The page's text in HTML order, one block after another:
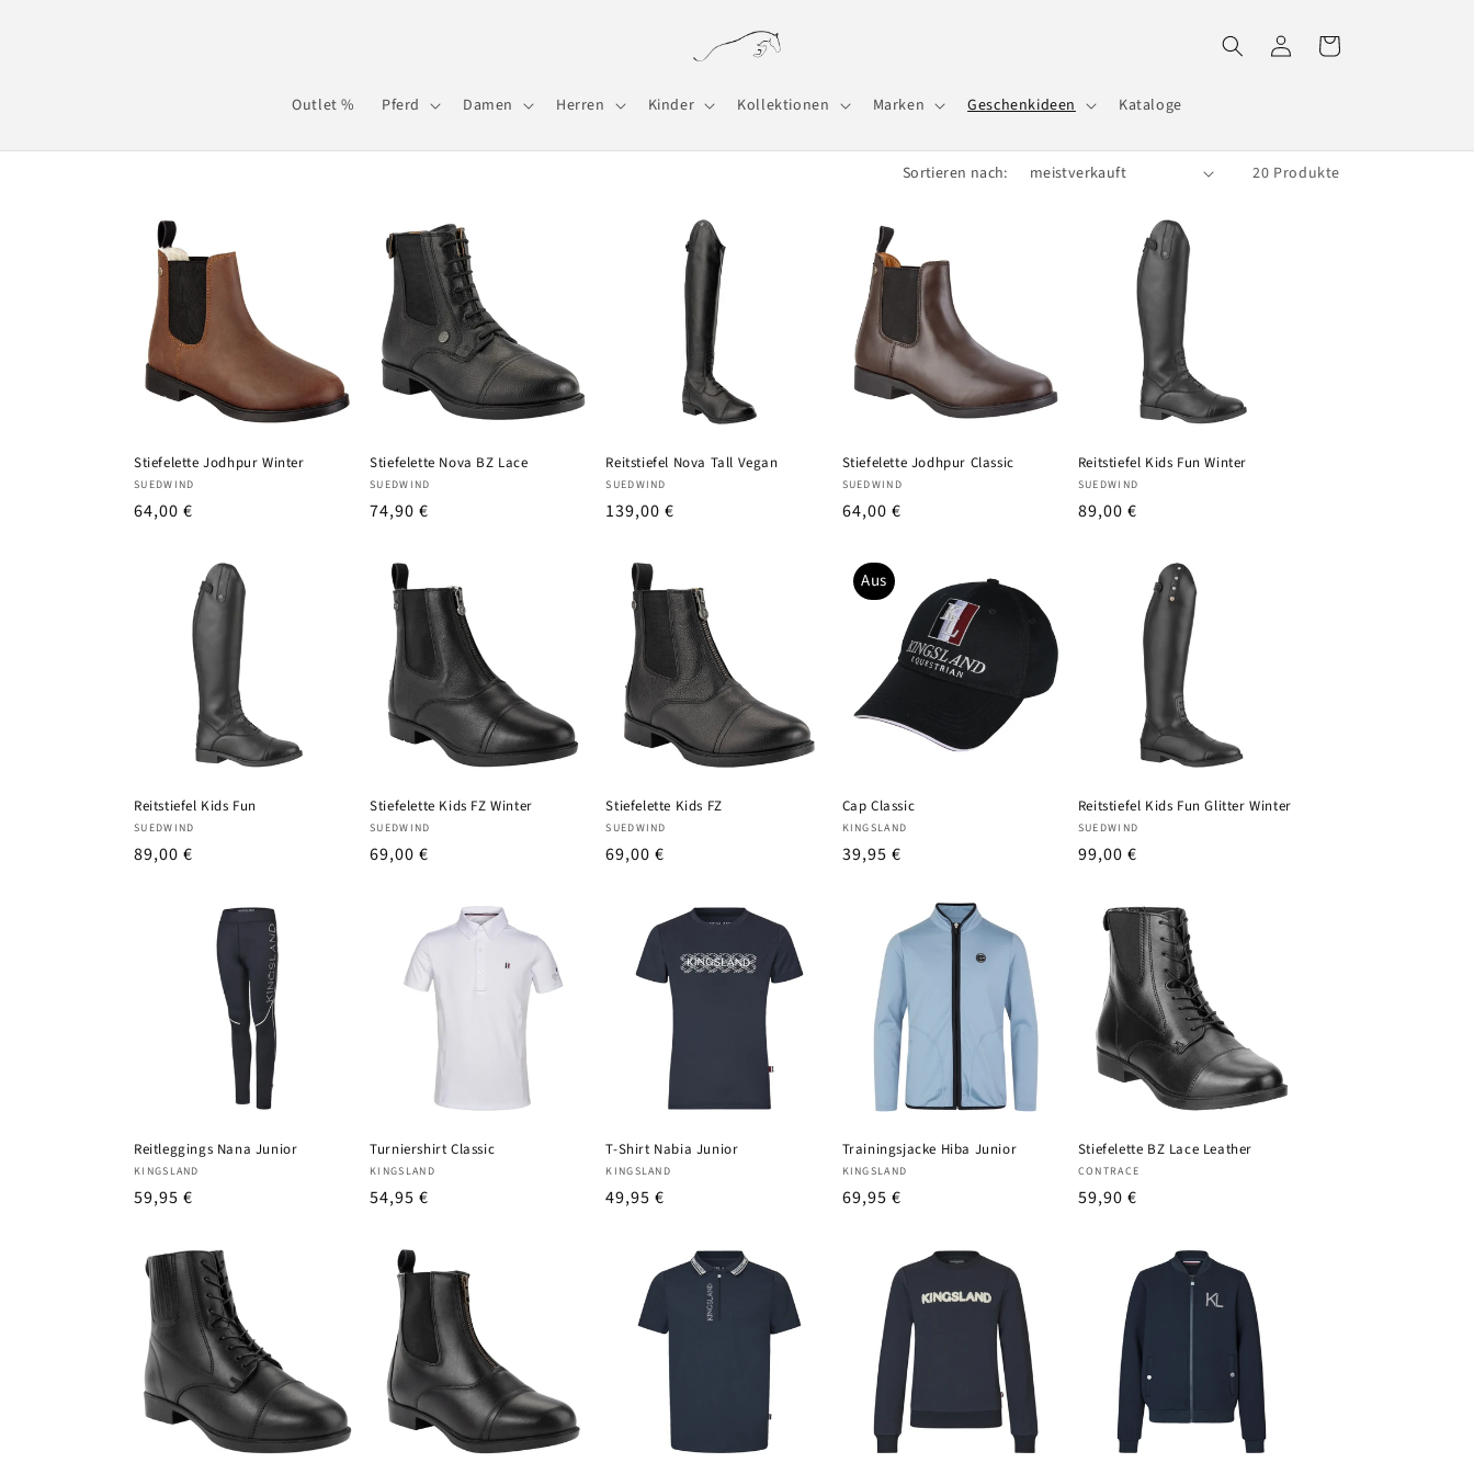
Outlet % Pferd Damen Herren Kinder Kollektionen Marken Geschenkideen Kataloge
EinloggenWarenkorb
Sortieren nach: 20 Produkte
Stiefelette Jodhpur Winter
Anbieter:
SUEDWIND
UVP
64,00 €
Stiefelette Nova BZ Lace
Anbieter:
SUEDWIND
UVP
74,90 €
Reitstiefel Nova Tall Vegan
Anbieter:
SUEDWIND
UVP
139,00 €
Stiefelette Jodhpur Classic
Anbieter:
SUEDWIND
UVP
64,00 €
Reitstiefel Kids Fun Winter
Anbieter:
SUEDWIND
UVP
89,00 €
Reitstiefel Kids Fun
Anbieter:
SUEDWIND
UVP
89,00 €
Stiefelette Kids FZ Winter
Anbieter:
SUEDWIND
UVP
69,00 €
Stiefelette Kids FZ
Anbieter:
SUEDWIND
UVP
69,00 €
Aus
Cap Classic
Anbieter:
KINGSLAND
UVP
39,95 €
Reitstiefel Kids Fun Glitter Winter
Anbieter:
SUEDWIND
UVP
99,00 €
Reitleggings Nana Junior
Anbieter:
KINGSLAND
UVP
59,95 €
Turniershirt Classic
Anbieter:
KINGSLAND
UVP
54,95 €
T-Shirt Nabia Junior
Anbieter:
KINGSLAND
UVP
49,95 €
Trainingsjacke Hiba Junior
Anbieter:
KINGSLAND
UVP
69,95 €
Stiefelette BZ Lace Leather
Anbieter:
CONTRACE
UVP
59,90 €